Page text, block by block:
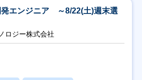
発エンジニア ～8/22(土)週末選
ロジー株式会社